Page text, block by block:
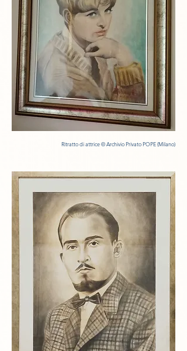
Ritratto di attrice© Archivio Privato POPE (Milano)